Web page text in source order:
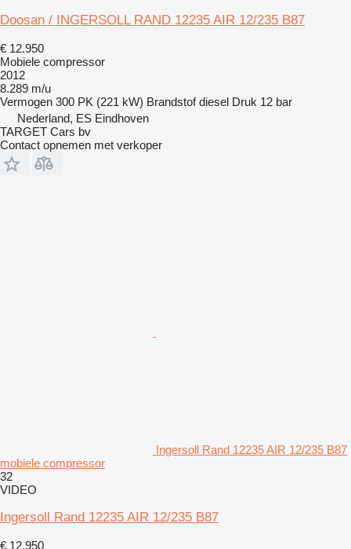
Doosan / INGERSOLL RAND 12235 AIR 12/235 B87
€ 12.950
Mobiele compressor
2012
8.289 m/u
Vermogen 300 PK (221 kW) Brandstof diesel Druk 12 bar
Nederland, ES Eindhoven
TARGET Cars bv
Contact opnemen met verkoper
Ingersoll Rand 12235 AIR 12/235 B87
mobiele compressor
32
VIDEO
Ingersoll Rand 12235 AIR 12/235 B87
€ 12.950